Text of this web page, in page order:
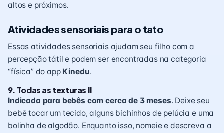
altos e próximos.
Atividades sensoriais para o tato
Essas atividades sensoriais ajudam seu filho com a
percepção tátil e podem ser encontradas na categoria
“física” do app Kinedu.
9. Todas as texturas II
Indicada para bebês com cerca de 3 meses. Deixe seu
bebê tocar um tecido, alguns bichinhos de pelúcia e uma
bolinha de algodão. Enquanto isso, nomeie e descreva a